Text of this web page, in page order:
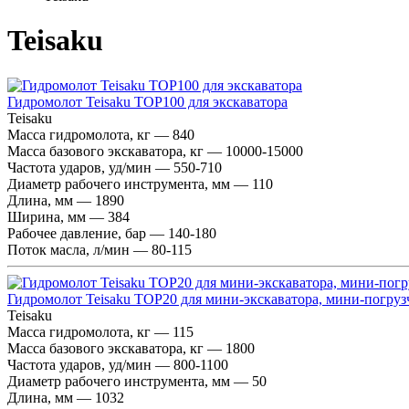
Teisaku
Гидромолот Teisaku TOP100 для экскаватора
Teisaku
Масса гидромолота, кг — 840
Масса базового экскаватора, кг — 10000-15000
Частота ударов, уд/мин — 550-710
Диаметр рабочего инструмента, мм — 110
Длина, мм — 1890
Ширина, мм — 384
Рабочее давление, бар — 140-180
Поток масла, л/мин — 80-115
Гидромолот Teisaku TOP20 для мини-экскаватора, мини-
Teisaku
Масса гидромолота, кг — 115
Масса базового экскаватора, кг — 1800
Частота ударов, уд/мин — 800-1100
Диаметр рабочего инструмента, мм — 50
Длина, мм — 1032